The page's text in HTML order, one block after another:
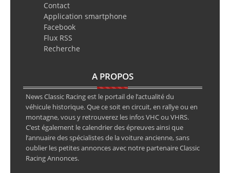
Contact
Application smartphone
Facebook
Flux RSS
Recherche
A PROPOS
News Classic Racing est le portail de l’actualité du
véhicule historique. Que ce soit en circuit, en rallye ou en
montagne, vous y retrouverez les infos VHC ou VHRS.
C’est également le calendrier des épreuves ainsi que
l’annuaire des spécialistes de la voiture ancienne, sans
oublier les petites annonces avec notre partenaire Classic
Racing Annonces.